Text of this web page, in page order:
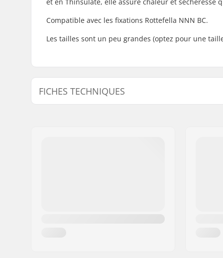
Compatible avec les fixations Rottefella NNN BC.
Les tailles sont un peu grandes (optez pour une
FICHES TECHNIQUES